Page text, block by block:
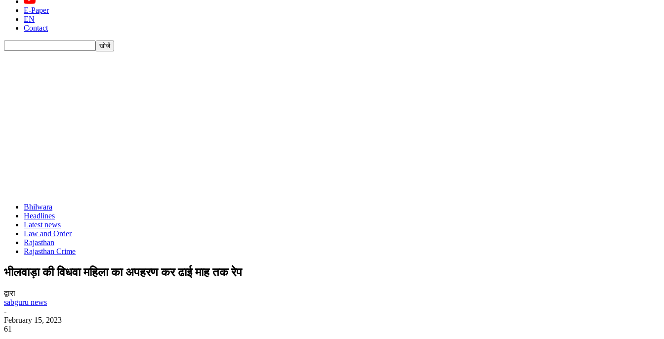
E-Paper
EN
Contact
Bhilwara
Headlines
Latest news
Law and Order
Rajasthan
Rajasthan Crime
भीलवाड़ा की विधवा महिला का अपहरण कर ढाई माह तक रेप
द्वारा
sabguru news
-
February 15, 2023
61